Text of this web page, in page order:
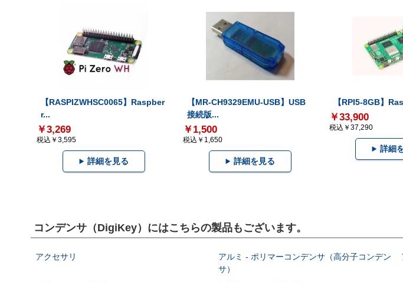
【RASPIZWHSC0065】Raspber
r...
￥3,269
税込￥3,595
詳細を見る
【MR-CH9329EMU-USB】USB
接続版...
￥1,500
税込￥1,650
詳細を見る
【RPI5-8GB】
￥33,900
税込￥37,290
詳細
コンデンサ（DigiKey）にはこちらの製品もございます。
アクセサリ
アルミ - ポリマーコンデンサ（高分子コンデン
サ）